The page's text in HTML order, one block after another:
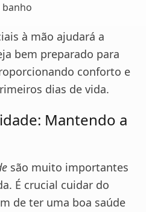
banho
à mão ajudará a
bem preparado para
conforto e
dias de vida.
Mantendo a
são muito importantes
É crucial cuidar do
de ter uma boa saúde